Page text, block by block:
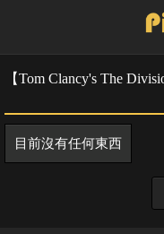
【Tom Clancy's The
目前沒有任何東西